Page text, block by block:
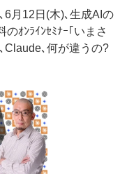
6月12日(木)､生成AIの
ｵﾝﾗｲﾝｾﾐﾅｰ｢いまさ
Claude､何が違うの?